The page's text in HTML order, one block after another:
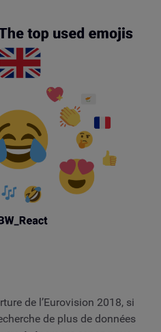
de l’Eurovision 2018, si
de plus de données